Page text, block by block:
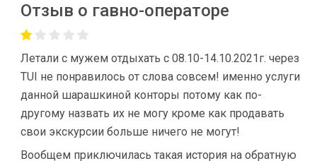
Отзыв о гавно-операторе
Летали с мужем отдыхать с 08.10-14.10.2021г. через
TUI не понравилось от слова совсем! именно услуги
данной шарашкиной конторы потому как по-
другому назвать их не могу кроме как продавать
свои экскурсии больше ничего не могут!
Вообщем приключилась такая история на обратную